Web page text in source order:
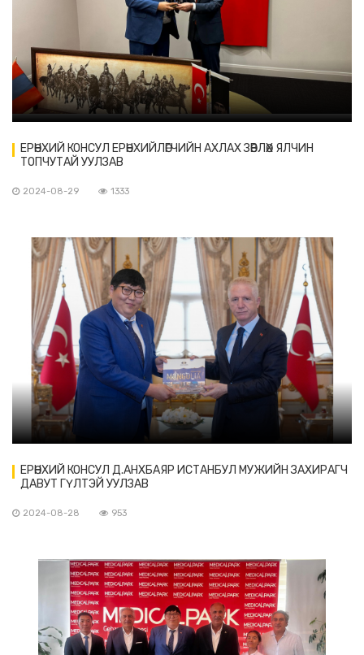
ЕРӨНХИЙ КОНСУЛ ЕРӨНХИЙЛӨГЧИЙН АХЛАХ ЗӨВЛӨХ ЯЛЧИН
ТОПЧУТАЙ УУЛЗАВ
2024-08-29 1333
ЕРӨНХИЙ КОНСУЛ Д.АНХБАЯР ИСТАНБУЛ МУЖИЙН ЗАХИРАГЧ
ДАВУТ ГҮЛТЭЙ УУЛЗАВ
2024-08-28 953